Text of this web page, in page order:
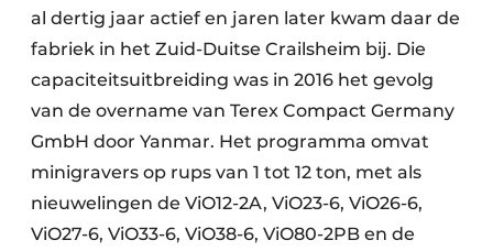
al dertig jaar actief en jaren later kwam daar de
fabriek in het Zuid-Duitse Crailsheim bij. Die
capaciteitsuitbreiding was in 2016 het gevolg
van de overname van Terex Compact Germany
GmbH door Yanmar. Het programma omvat
minigravers op rups van 1 tot 12 ton, met als
nieuwelingen de ViO12-2A, ViO23-6, ViO26-6,
ViO27-6, ViO33-6, ViO38-6, ViO80-2PB en de